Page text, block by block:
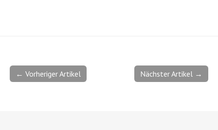
Nächster Artikel →
← Vorheriger Artikel